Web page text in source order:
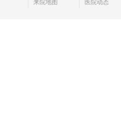
来院地图 医院动态